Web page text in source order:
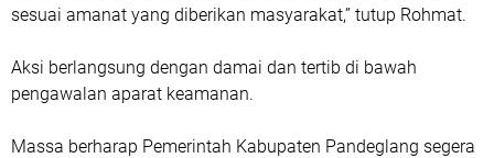
sesuai amanat yang diberikan masyarakat,” tutup Rohmat.
Aksi berlangsung dengan damai dan tertib di bawah
pengawalan aparat keamanan.
Massa berharap Pemerintah Kabupaten Pandeglang segera